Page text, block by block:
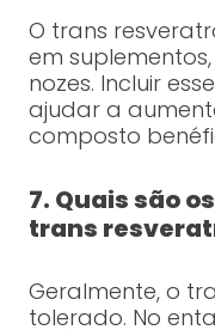
O trans
em
nozes. Incluir
ajudar a
composto
7. Quais são
trans
Geralmente, o
tolerado. No